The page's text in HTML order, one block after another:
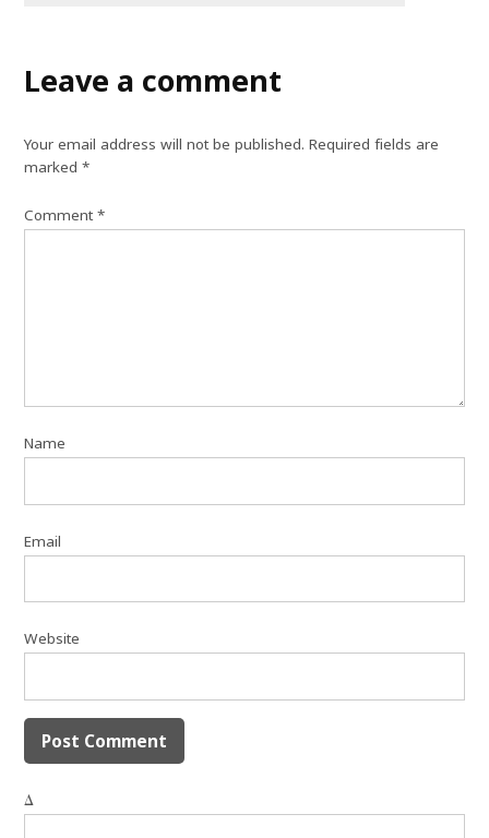
Leave a comment
Your email address will not be published. Required fields are
marked*
Comment*
Name
Email
Website
Δ